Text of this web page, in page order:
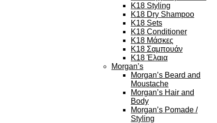
K18 Styling
K18 Dry Shampoo
K18 Sets
K18 Conditioner
K18 Μάσκες
K18 Σαμπουάν
K18 Έλαια
Morgan’s
Morgan’s Beard and
Moustache
Morgan’s Hair and
Body
Morgan’s Pomade /
Styling